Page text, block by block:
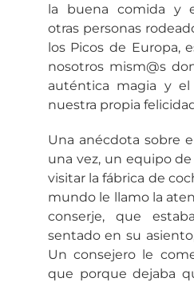
la buena comida y
otras personas
los Picos de Europa,
nosotros mism@s
auténtica magia y
nuestra propia
Una anécdota sobre
una vez, un equipo
visitar la fábrica de
mundo le llamo la
conserje, que
sentado en su
Un consejero le
que porque dejaba